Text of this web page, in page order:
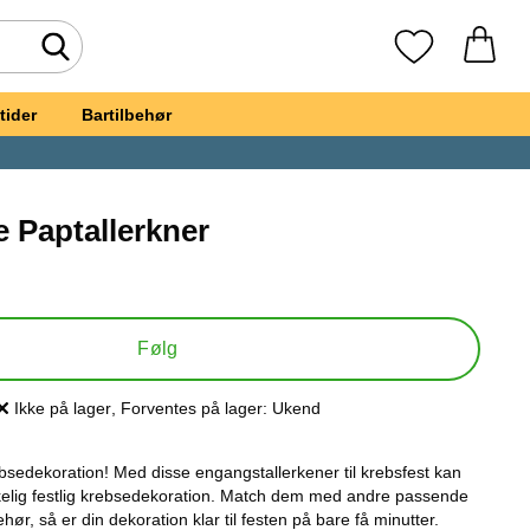
Foretag søgning Mine favoritter
Bartilbehør
Paptallerkner
Følg
Ikke på lager, Forventes på lager: Ukend
Med disse engangstallerkener til krebsfest kan
festlig krebsedekoration. Match dem med andre passende
så er din dekoration klar til festen på bare få minutter.